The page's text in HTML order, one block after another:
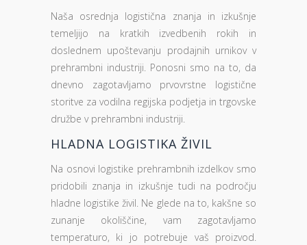
Naša osrednja logistična znanja in izkušnje
temeljijo na kratkih izvedbenih rokih in
doslednem upoštevanju prodajnih urnikov v
prehrambni industriji. Ponosni smo na to, da
dnevno zagotavljamo prvovrstne logistične
storitve za vodilna regijska podjetja in trgovske
družbe v prehrambni industriji.
HLADNA LOGISTIKA ŽIVIL
Na osnovi logistike prehrambnih izdelkov smo
pridobili znanja in izkušnje tudi na področju
hladne logistike živil. Ne glede na to, kakšne so
zunanje okoliščine, vam zagotavljamo
temperaturo, ki jo potrebuje vaš proizvod.